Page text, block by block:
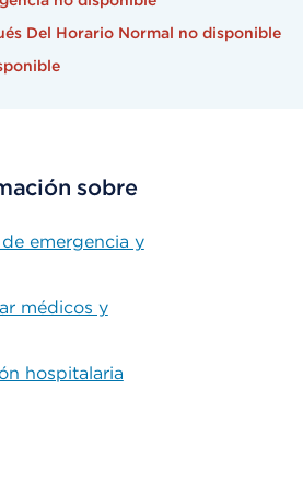
Del Horario Normal no disponible
sobre
emergencia y
médicos y
hospitalaria